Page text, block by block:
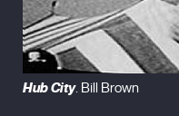
Hub City. Bill Brown